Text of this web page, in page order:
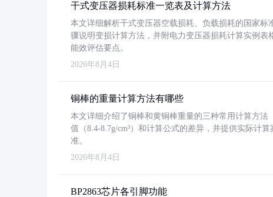
干式变压器损耗标准一览表及计算方法
本文详细解析干式变压器空载损耗、负载损耗的国家标
骤说明变损计算方法，并附电力变压器损耗计算实例表
能效评估要点。
2026年8月4日
铜棒的重量计算方法有哪些
本文详细介绍了铜棒和黄铜棒重量的三种常用计算方
值（8.4-8.7g/cm³）和计算公式的差异，并提供实际计
准。
2026年8月4日
BP2863芯片各引脚功能